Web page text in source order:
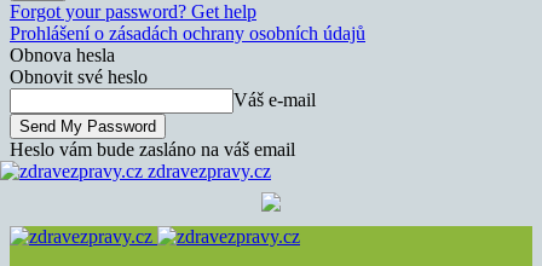
Forgot your password? Get help
Prohlášení o zásadách ochrany osobních údajů
Obnova hesla
Obnovit své heslo
Váš e-mail
Heslo vám bude zasláno na váš email
zdravezpravy.cz